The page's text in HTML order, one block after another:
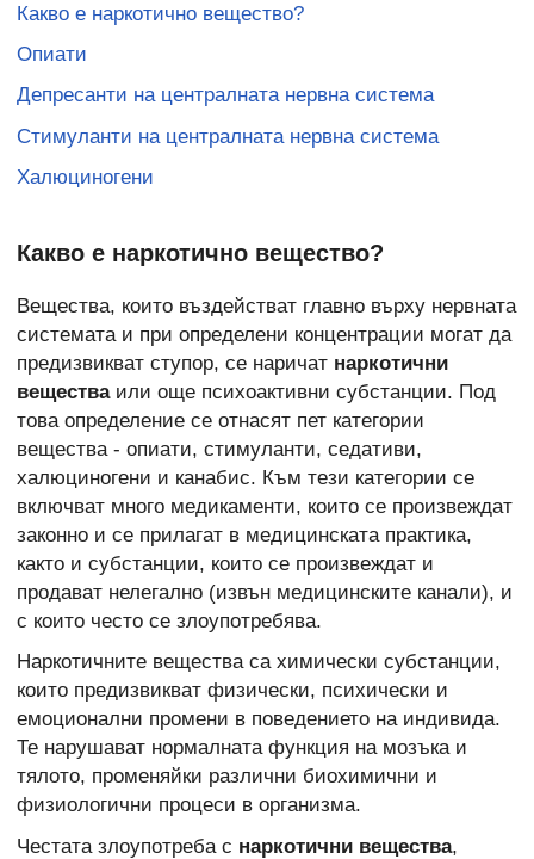
Какво е наркотично вещество?
Опиати
Депресанти на централната нервна система
Стимуланти на централната нервна система
Халюциногени
Какво е наркотично вещество?
Вещества, които въздействат главно върху нервната
системата и при определени концентрации могат да
предизвикват ступор, се наричат наркотични
веществаили още психоактивни субстанции. Под
това определение се отнасят пет категории
вещества - опиати, стимуланти, седативи,
халюциногени и канабис. Към тези категории се
включват много медикаменти, които се произвеждат
законно и се прилагат в медицинската практика,
както и субстанции, които се произвеждат и
продават нелегално (извън медицинските канали), и
с които често се злоупотребява.
Наркотичните вещества са химически субстанции,
които предизвикват физически, психически и
емоционални промени в поведението на индивида.
Те нарушават нормалната функция на мозъка и
тялото, променяйки различни биохимични и
физиологични процеси в организма.
Честата злоупотреба с наркотични вещества,